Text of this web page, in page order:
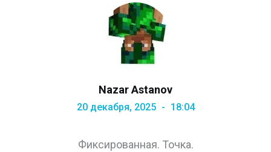
Nazar Astanov
20 декабря, 2025 18:04
Фиксированная. Точка.